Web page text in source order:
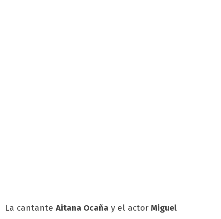
La cantante Aitana Ocaña y el actor Miguel